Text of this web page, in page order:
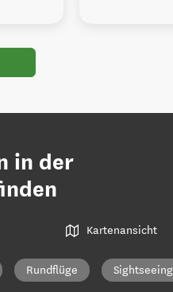
in der
Kartenansicht
Rundflüge Sightseeing